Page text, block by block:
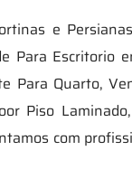
e
Para Escritorio
Para Quarto,
Piso
com